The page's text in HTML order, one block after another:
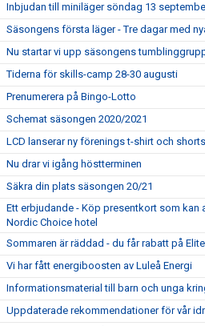
Inbjudan till miniläger söndag 13
Säsongens första läger - Tre dagar med
Nu startar vi upp säsongens
Tiderna för skills-camp 28-30 augusti
Prenumerera på Bingo-Lotto
Schemat säsongen 2020/2021
LCD lanserar ny förenings t-shirt och shorts
Nu drar vi igång höstterminen
Säkra din plats säsongen 20/21
Ett erbjudande - Köp presentkort som kan
Nordic Choice hotel
Sommaren är räddad - du får rabatt på
Vi har fått energiboosten av Luleå Energi
Informationsmaterial till barn och unga
Uppdaterade rekommendationer för vår